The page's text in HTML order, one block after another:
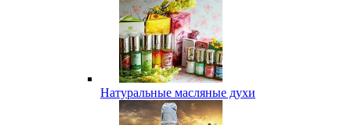
Натуральные масляные духи